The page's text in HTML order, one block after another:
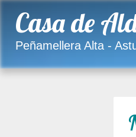
Casa de
Peñamellera Alta -